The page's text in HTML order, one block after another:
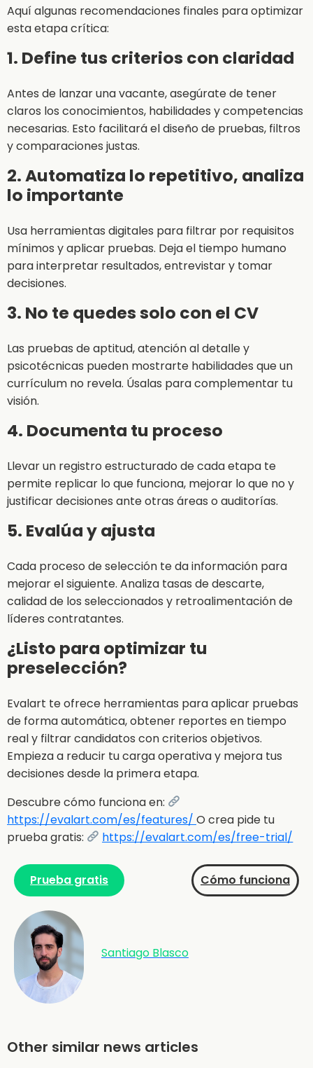
Aquí algunas recomendaciones finales para optimizar
esta etapa crítica:
1. Define tus criterios con claridad
Antes de lanzar una vacante, asegúrate de tener
claros los conocimientos, habilidades y competencias
necesarias. Esto facilitará el diseño de pruebas, filtros
y comparaciones justas.
2. Automatiza lo repetitivo, analiza
lo importante
Usa herramientas digitales para filtrar por requisitos
mínimos y aplicar pruebas. Deja el tiempo humano
para interpretar resultados, entrevistar y tomar
decisiones.
3. No te quedes solo con el CV
Las pruebas de aptitud, atención al detalle y
psicotécnicas pueden mostrarte habilidades que un
currículum no revela. Úsalas para complementar tu
visión.
4. Documenta tu proceso
Llevar un registro estructurado de cada etapa te
permite replicar lo que funciona, mejorar lo que no y
justificar decisiones ante otras áreas o auditorías.
5. Evalúa y ajusta
Cada proceso de selección te da información para
mejorar el siguiente. Analiza tasas de descarte,
calidad de los seleccionados y retroalimentación de
líderes contratantes.
¿Listo para optimizar tu
preselección?
Evalart te ofrece herramientas para aplicar pruebas
de forma automática, obtener reportes en tiempo
real y filtrar candidatos con criterios objetivos.
Empieza a reducir tu carga operativa y mejora tus
decisiones desde la primera etapa.
Descubre cómo funciona en:
https://evalart.com/es/features/ O crea pide tu
prueba gratis:
https://evalart.com/es/free-trial/
Prueba gratis Cómo funciona
Santiago Blasco
Other similar news articles